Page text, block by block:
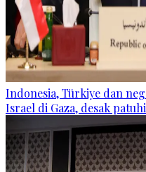
Indonesia, Türkiye dan
Israel di Gaza, desak